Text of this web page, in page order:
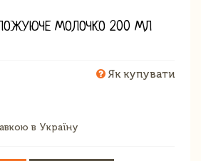
МОЛОЧКО 200 МЛ
Як купувати
в Україну